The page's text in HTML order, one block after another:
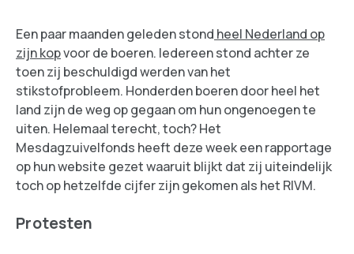
Een paar maanden geleden stond heel Nederland op
zijn kopvoor de boeren. Iedereen stond achter ze
toen zij beschuldigd werden van het
stikstofprobleem. Honderden boeren door heel het
land zijn de weg op gegaan om hun ongenoegen te
uiten. Helemaal terecht, toch? Het
Mesdagzuivelfonds heeft deze week een rapportage
op hun website gezet waaruit blijkt dat zij uiteindelijk
toch op hetzelfde cijfer zijn gekomen als het RIVM.
Protesten